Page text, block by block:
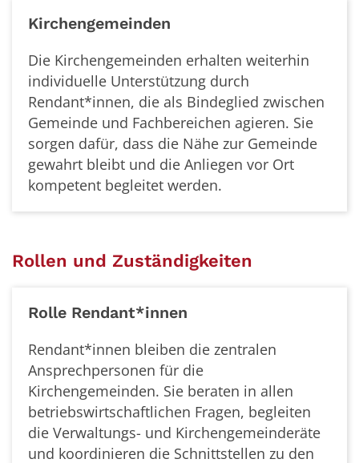
Kirchengemeinden
Die Kirchengemeinden erhalten weiterhin
individuelle Unterstützung durch
Rendant*innen, die als Bindeglied zwischen
Gemeinde und Fachbereichen agieren. Sie
sorgen dafür, dass die Nähe zur Gemeinde
gewahrt bleibt und die Anliegen vor Ort
kompetent begleitet werden.
Rollen und Zuständigkeiten
Rolle Rendant*innen
Rendant*innen bleiben die zentralen
Ansprechpersonen für die
Kirchengemeinden. Sie beraten in allen
betriebswirtschaftlichen Fragen, begleiten
die Verwaltungs- und Kirchengemeinderäte
und koordinieren die Schnittstellen zu den